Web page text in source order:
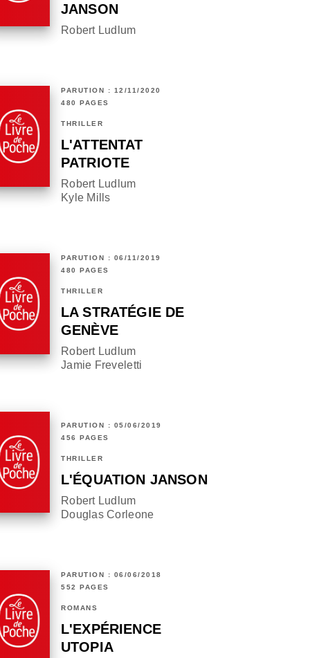
JANSON
Robert Ludlum
PARUTION : 12/11/2020
480 PAGES
THRILLER
L'ATTENTAT
PATRIOTE
Robert Ludlum
Kyle Mills
PARUTION : 06/11/2019
480 PAGES
THRILLER
LA STRATÉGIE DE
GENÈVE
Robert Ludlum
Jamie Freveletti
PARUTION : 05/06/2019
456 PAGES
THRILLER
L'ÉQUATION JANSON
Robert Ludlum
Douglas Corleone
PARUTION : 06/06/2018
552 PAGES
ROMANS
L'EXPÉRIENCE
UTOPIA